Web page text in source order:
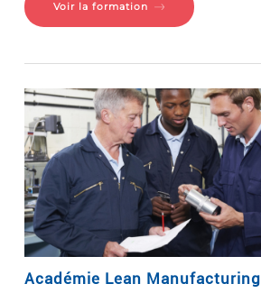
Voir la formation
Académie Lean Manufacturing